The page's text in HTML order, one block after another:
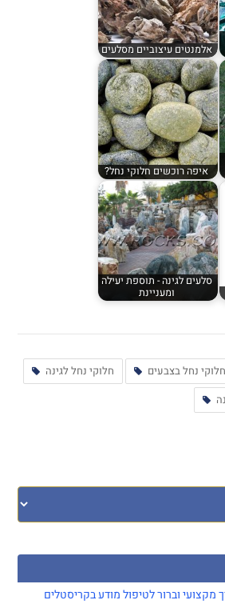
מקצועי וברור לטיפול מודע בקריסטלים
אלמנטים עיצוביים מסלעים
איפה רוכשים חלוקי נחל?
סלעים לגינה - תוספת יעילה
ומעניינת
חלוקי נחל בצבעים
חלוקי נחל לגינה